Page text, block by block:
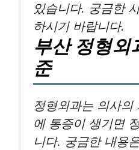
있습니다. 궁금한
하시기 바랍니다.
부산 정형외
준
정형외과는 의사
에 통증이 생기면
니다. 궁금한 내용